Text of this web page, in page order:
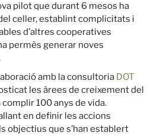
pilot que durant 6 mesos ha
celler, establint complicitats i
d’altres cooperatives
permès generar noves
amb la consultoria DOT
les àrees de creixement del
complir 100 anys de vida.
en definir les accions
objectius que s’han establert